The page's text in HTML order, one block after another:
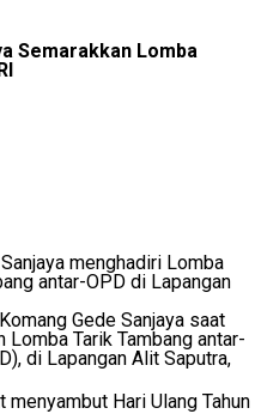
Semarakkan Lomba
Gede Sanjaya saat
Tarik Tambang antar-
di Lapangan Alit Saputra,
menyambut Hari Ulang Tahun